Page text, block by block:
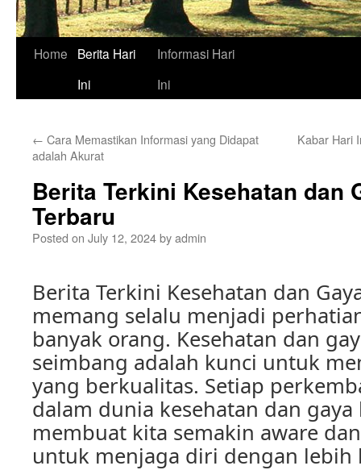
Home
Berita Hari
Ini
Informasi Hari
Ini
← Cara Memastikan Informasi yang Didapat
adalah Akurat
Kabar Hari
Berita Terkini Kesehatan dan
Terbaru
Posted on July 12, 2024byadmin
Berita Terkini Kesehatan dan
memang selalu menjadi
banyak orang. Kesehatan dan
seimbang adalah kunci untuk
yang berkualitas. Setiap
dalam dunia kesehatan dan
membuat kita semakin aware
untuk menjaga diri dengan lebih